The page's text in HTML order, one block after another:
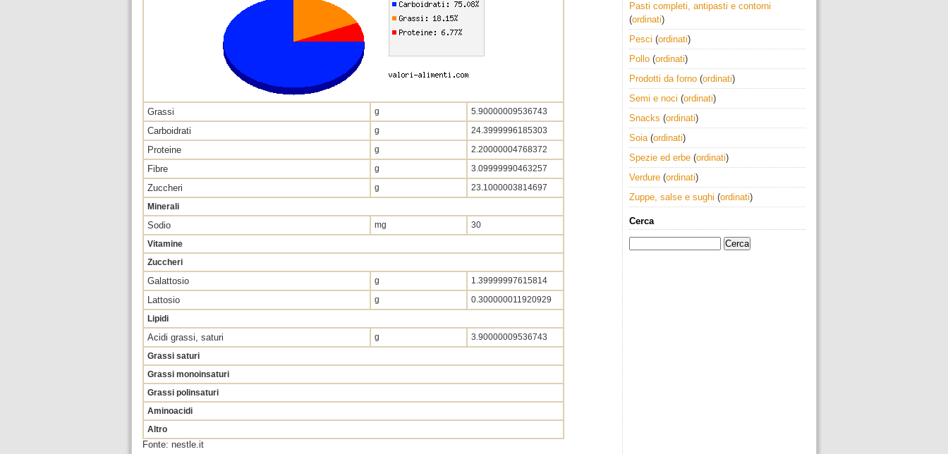
Grassi g 5.90000009536743
Carboidrati g 24.3999996185303
Proteine g 2.20000004768372
Fibre g 3.09999990463257
Zuccheri g
23.1000003814697
Minerali
Sodio mg
30
Vitamine
Zuccheri
Galattosio g 1.39999997615814
Lattosio g
0.300000011920929
Lipidi
Acidi grassi, saturi g
3.90000009536743
Grassi saturi
Grassi monoinsaturi
Grassi polinsaturi
Aminoacidi
Altro
Fonte: nestle.it
Pasti completi, antipasti e contorni
(ordinati)
Pesci (ordinati)
Pollo (ordinati)
Prodotti da forno (ordinati)
Semi e noci (ordinati)
Snacks (ordinati)
Soia(ordinati)
Spezie ed erbe (ordinati)
Verdure (ordinati)
Zuppe, salse e sughi (ordinati)
Cerca